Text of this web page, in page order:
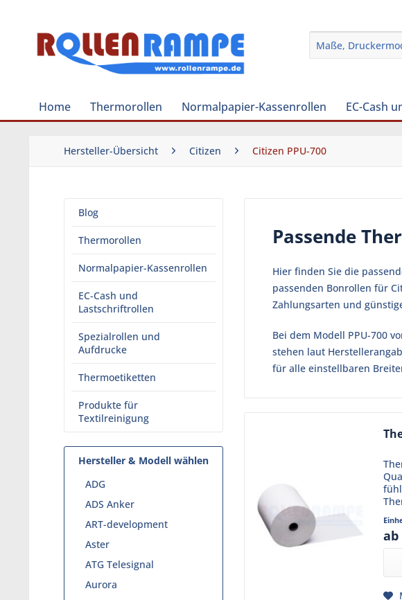
Home Thermorollen Normalpapier-Kassenrollen EC-Cash
Hersteller-Übersicht Citizen Citizen PPU-700
Blog
Thermorollen
Normalpapier-Kassenrollen
EC-Cash und
Lastschriftrollen
Spezialrollen und
Aufdrucke
Thermoetiketten
Produkte für
Textilreinigung
Hersteller & Modell wählen
ADG
ADS Anker
ART-development
Aster
ATG Telesignal
Aurora
Passende
Hier finden Sie die
passenden Bonrollen für
Zahlungsarten und
Bei dem Modell PPU-700
stehen laut
für alle einstellbaren
ab